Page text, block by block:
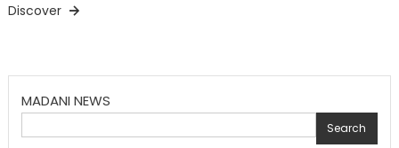
Discover
MADANI NEWS
Search